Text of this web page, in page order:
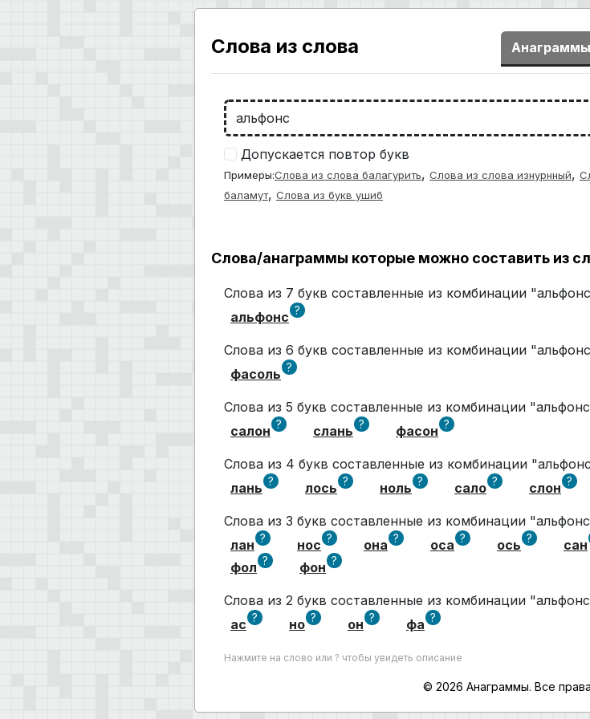
Слова из слова Анаграммы
Допускается повтор букв
Примеры:Слова из слова балагурить, Слова из слова изнурнный,
баламут, Слова из букв ушиб
Слова/анаграммы которые можно составить из
Слова из 7 букв составленные из комбинации
альфонс ?
Слова из 6 букв составленные из комбинации
фасоль ?
Слова из 5 букв составленные из комбинации
салон ? слань ? фасон ?
Слова из 4 букв составленные из комбинации
лань ? лось ? ноль ? сало ? слон ?
Слова из 3 букв составленные из комбинации
лан ? нос ? она ? оса ? ось ? сан
фол ? фон ?
Слова из 2 букв составленные из комбинации
ас ? но ? он ? фа ?
Нажмите на слово или ? чтобы увидеть описание
© 2026 Анаграммы. Все